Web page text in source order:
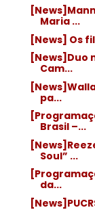
Maria ...
[News] Os
[News]Duo
Cam...
pa...
Brasil –...
Soul” ...
da...